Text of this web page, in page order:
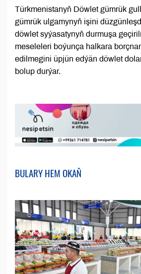
Türkmenistanyň Döwlet gümrük
gümrük ulgamynyň işini
döwlet syýasatynyň durmuşa
meseleleri boýunça halkara
edilmegini üpjün edýän döwlet
bolup durýar.
BULARY HEM OKAŇ